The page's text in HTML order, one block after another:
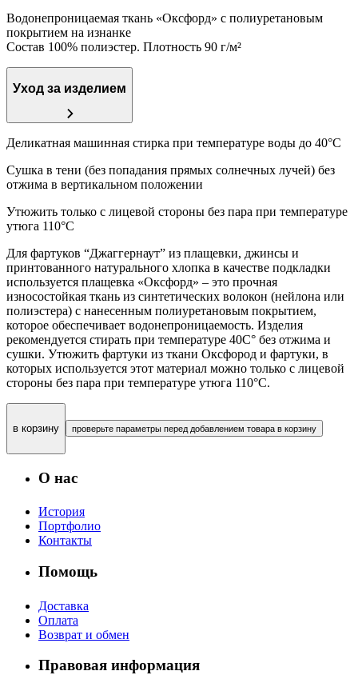
Водонепроницаемая ткань «Оксфорд» с полиуретановым
покрытием на изнанке
Состав 100% полиэстер. Плотность 90 г/м²
Уход за изделием
Деликатная машинная стирка при температуре воды до 40°C
Сушка в тени (без попадания прямых солнечных лучей) без
отжима в вертикальном положении
Утюжить только с лицевой стороны без пара при температуре
утюга 110°С
Для фартуков “Джаггернаут” из плащевки, джинсы и
принтованного натурального хлопка в качестве подкладки
используется плащевка «Оксфорд» – это прочная
износостойкая ткань из синтетических волокон (нейлона или
полиэстера) с нанесенным полиуретановым покрытием,
которое обеспечивает водонепроницаемость. Изделия
рекомендуется стирать при температуре 40С° без отжима и
сушки. Утюжить фартуки из ткани Оксфород и фартуки, в
которых используется этот материал можно только с лицевой
стороны без пара при температуре утюга 110°С.
в корзину проверьте параметры перед добавлением товара в корзину
О нас
История
Портфолио
Контакты
Помощь
Доставка
Оплата
Возврат и обмен
Правовая информация